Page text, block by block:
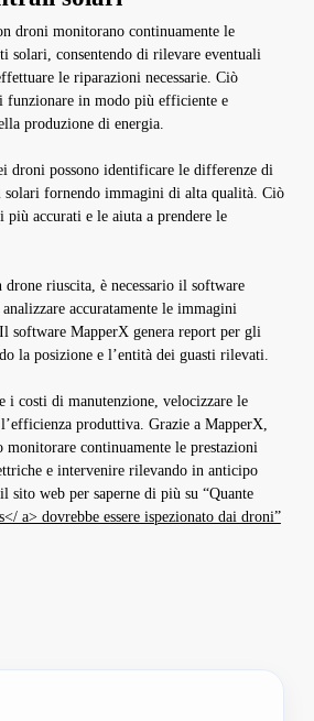
droni monitorano continuamente le
solari, consentendo di rilevare eventuali
le riparazioni necessarie. Ciò
funzionare in modo più efficiente e
produzione di energia.
droni possono identificare le differenze di
solari fornendo immagini di alta qualità. Ciò
più accurati e le aiuta a prendere le
drone riuscita, è necessario il software
accuratamente le immagini
software MapperX genera report per gli
la posizione e l’entità dei guasti rilevati.
i costi di manutenzione, velocizzare le
produttiva. Grazie a MapperX,
continuamente le prestazioni
e intervenire rilevando in anticipo
sito web per saperne di più su “Quante
a> dovrebbe essere ispezionato dai droni”